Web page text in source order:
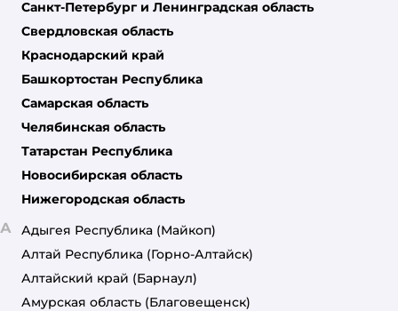
Санкт-Петербург и Ленинградская область
Свердловская область
Краснодарский край
Башкортостан Республика
Самарская область
Челябинская область
Татарстан Республика
Новосибирская область
Нижегородская область
А Адыгея Республика (Майкоп)
Алтай Республика (Горно-Алтайск)
Алтайский край (Барнаул)
Амурская область (Благовещенск)